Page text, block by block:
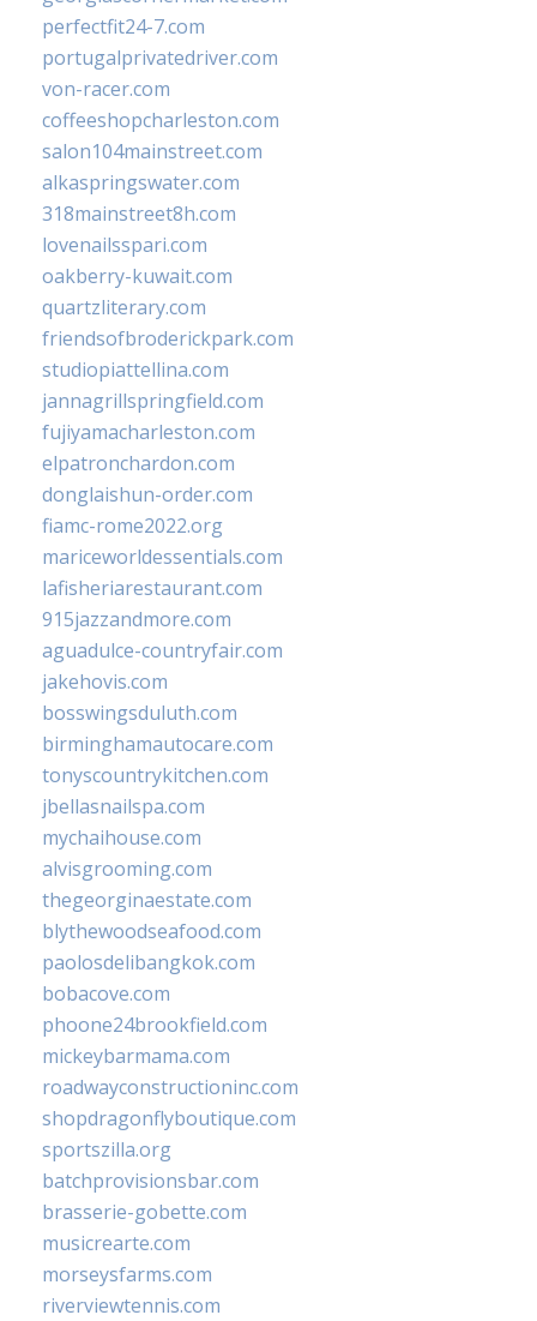
perfectfit24-7.com
portugalprivatedriver.com
von-racer.com
coffeeshopcharleston.com
salon104mainstreet.com
alkaspringswater.com
318mainstreet8h.com
lovenailsspari.com
oakberry-kuwait.com
quartzliterary.com
friendsofbroderickpark.com
studiopiattellina.com
jannagrillspringfield.com
fujiyamacharleston.com
elpatronchardon.com
donglaishun-order.com
fiamc-rome2022.org
mariceworldessentials.com
lafisheriarestaurant.com
915jazzandmore.com
aguadulce-countryfair.com
jakehovis.com
bosswingsduluth.com
birminghamautocare.com
tonyscountrykitchen.com
jbellasnailspa.com
mychaihouse.com
alvisgrooming.com
thegeorginaestate.com
blythewoodseafood.com
paolosdelibangkok.com
bobacove.com
phoone24brookfield.com
mickeybarmama.com
roadwayconstructioninc.com
shopdragonflyboutique.com
sportszilla.org
batchprovisionsbar.com
brasserie-gobette.com
musicrearte.com
morseysfarms.com
riverviewtennis.com